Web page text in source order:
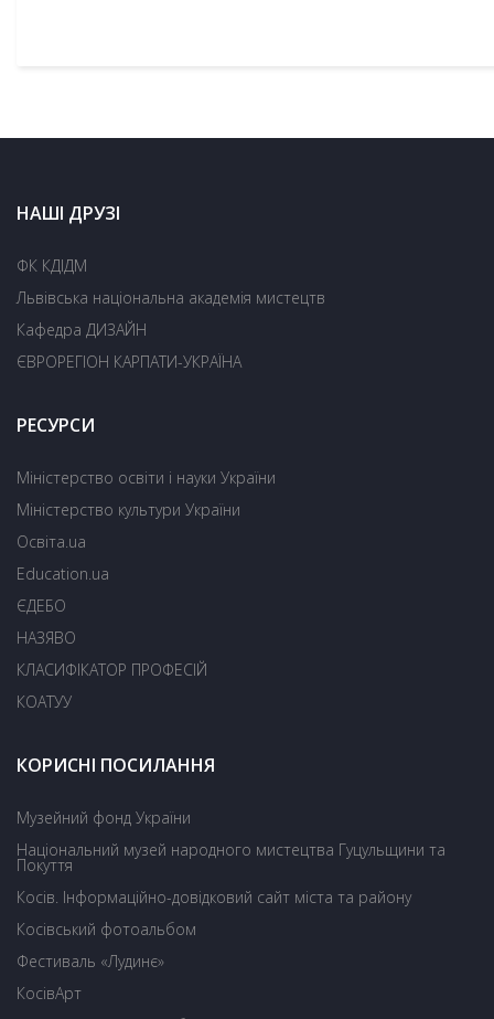
НАШІ ДРУЗІ
ФК КДІДМ
Львівська національна академія мистецтв
Кафедра ДИЗАЙН
ЄВРОРЕГІОН КАРПАТИ-УКРАЇНА
РЕСУРСИ
Міністерство освіти і науки України
Міністерство культури України
Освіта.ua
Education.ua
ЄДЕБО
НАЗЯВО
КЛАСИФІКАТОР ПРОФЕСІЙ
КОАТУУ
КОРИСНІ ПОСИЛАННЯ
Музейний фонд України
Національний музей народного мистецтва Гуцульщини та
Покуття
Косів. Інформаційно-довідковий сайт міста та району
Косівський фотоальбом
Фестиваль «Лудинє»
КосівАрт